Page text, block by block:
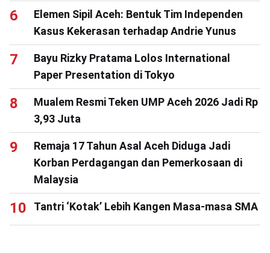
Elemen Sipil Aceh: Bentuk Tim Independen
Kasus Kekerasan terhadap Andrie Yunus
Bayu Rizky Pratama Lolos International
Paper Presentation di Tokyo
Mualem Resmi Teken UMP Aceh 2026 Jadi Rp
3,93 Juta
Remaja 17 Tahun Asal Aceh Diduga Jadi
Korban Perdagangan dan Pemerkosaan di
Malaysia
Tantri ‘Kotak’ Lebih Kangen Masa-masa SMA